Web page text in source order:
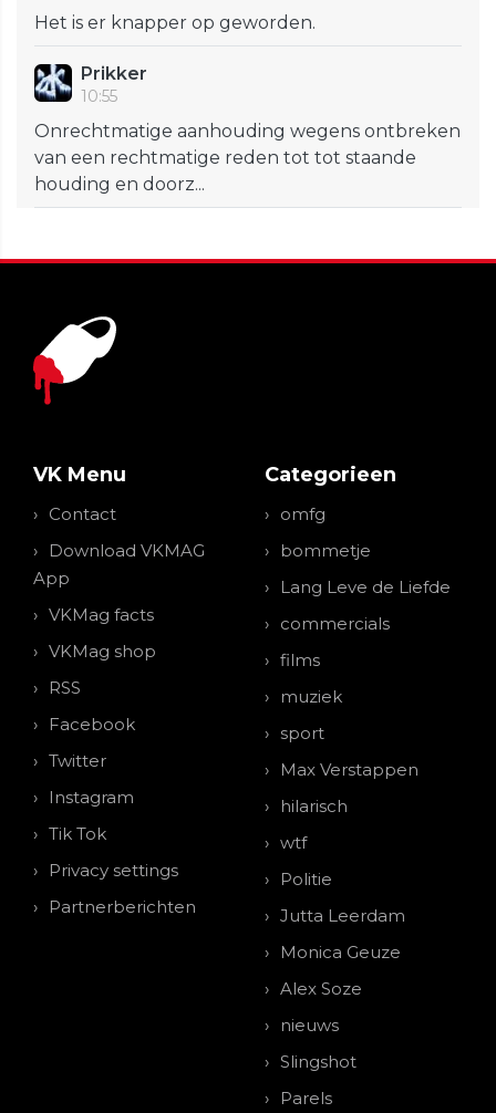
Het is er knapper op geworden.
Prikker
10:55
Onrechtmatige aanhouding wegens ontbreken
van een rechtmatige reden tot tot staande
houding en doorz...
VK Menu
Contact
Download VKMAG
App
VKMag facts
VKMag shop
RSS
Facebook
Twitter
Instagram
Tik Tok
Privacy settings
Partnerberichten
Categorieen
omfg
bommetje
Lang Leve de Liefde
commercials
films
muziek
sport
Max Verstappen
hilarisch
wtf
Politie
Jutta Leerdam
Monica Geuze
Alex Soze
nieuws
Slingshot
Parels